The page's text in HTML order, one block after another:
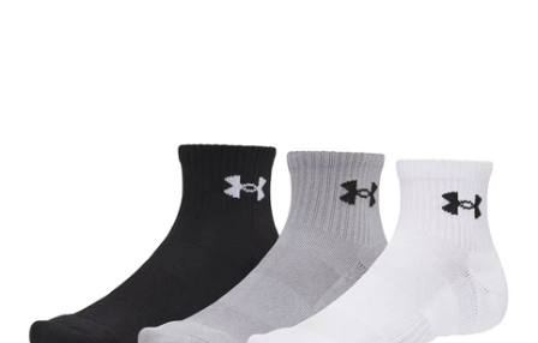
Oblečenie